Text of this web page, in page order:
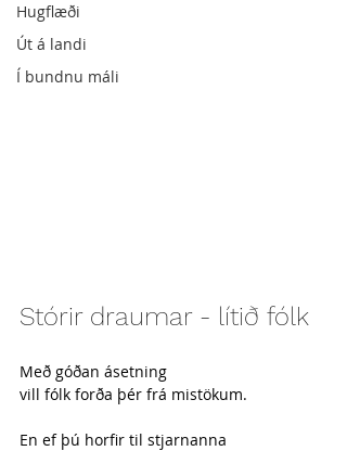
Hugflæði
Út á landi
Í bundnu máli
Stórir draumar - lítið fólk
Með góðan ásetning
vill fólk forða þér frá mistökum.
En ef þú horfir til stjarnanna